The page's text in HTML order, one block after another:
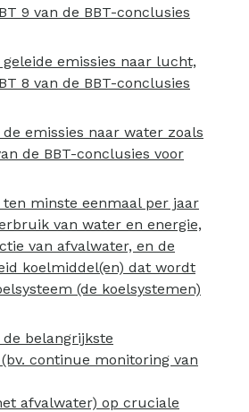
9 van de BBT-conclusies
emissies naar lucht,
8 van de BBT-conclusies
emissies naar water zoals
de BBT-conclusies voor
minste eenmaal per jaar
van water en energie,
van afvalwater, en de
koelmiddel(en) dat wordt
(de koelsystemen)
belangrijkste
continue monitoring van
afvalwater) op cruciale